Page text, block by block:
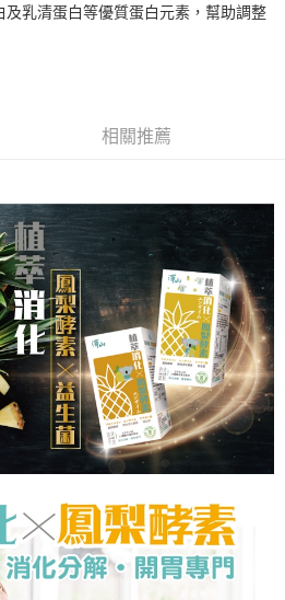
】
享後付」後，將跳轉至「AFTEE先享後付」
額後，即可完成結帳。
費通知簡訊。
，點擊此簡訊中的連結，可透過四大超商／
行付款，方視為交易完成。
需立刻繳費，但若您需要取消訂單，請聯絡
消之訂單仍視為有效，需透過AFTEE先享
享後付 」之結帳頁面顯示為準，若有關於
退款等相關疑問，請聯繫「AFTEE先享後付
support/home
提供之「AFTEE先享後付」服務完成之交
個人資料，並將交易相關給付款項請求債
瀏覽以下網址：
上)免運費
上)免運費
上)免運費
乳清蛋白等優質蛋白元素，幫助調整
相關推薦